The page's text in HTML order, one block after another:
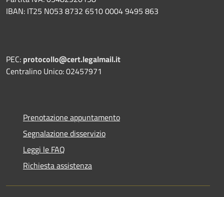
IBAN: IT25 N053 8732 6510 0004 9495 863
PEC: protocollo@cert.legalmail.it
Centralino Unico: 02457971
Prenotazione appuntamento
Segnalazione disservizio
Leggi le FAQ
Richiesta assistenza